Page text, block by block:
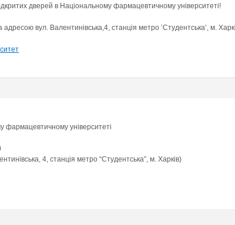
дверей в Національному фармацевтичному університеті!
вул. Валентинівська,4, станція метро ’Студентська’, м.
фармацевтичному університеті
4, станція метро “Студентська”, м. Харків)